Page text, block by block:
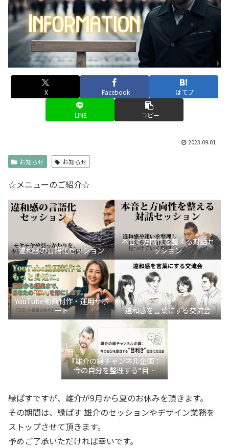
X Facebook はてブ
LINE コピー
2023.09.01
お知らせ お知らせ
☆メニューのご紹介☆
違和感の言語化セッション
本音と方向性を整える対話セ
ッション
YouTube動画制作・運用サポ
ート
違和感を言葉にする交流会
『雄介の縁チャンネル企画：
今の自分を整理する“目利
き”言語化交流会』
縁ぱすですが、雄介が9月から夏のお休みを頂きます。
その期間は、縁ぱす 雄介のセッションやデザイン業務を
ストップさせて頂きます。
予めご了承いただければ幸いです。